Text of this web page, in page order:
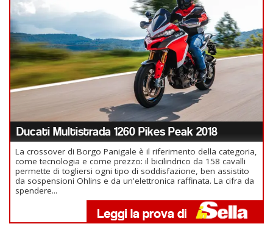
Ducati Multistrada 1260 Pikes Peak 2018
La crossover di Borgo Panigale è il riferimento della categoria,
come tecnologia e come prezzo: il bicilindrico da 158 cavalli
permette di togliersi ogni tipo di soddisfazione, ben assistito
da sospensioni Ohlins e da un'elettronica raffinata. La cifra da
spendere...